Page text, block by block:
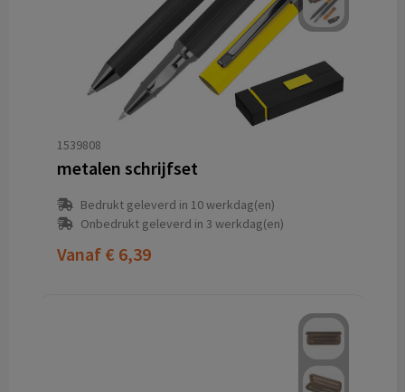
1539808
metalen schrijfset
Bedrukt geleverd in 10 werkdag(en)
Onbedrukt geleverd in 3 werkdag(en)
Vanaf € 6,39